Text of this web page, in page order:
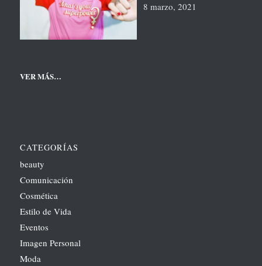
8 marzo, 2021
VER MÁS…
CATEGORÍAS
beauty
Comunicación
Cosmética
Estilo de Vida
Eventos
Imagen Personal
Moda